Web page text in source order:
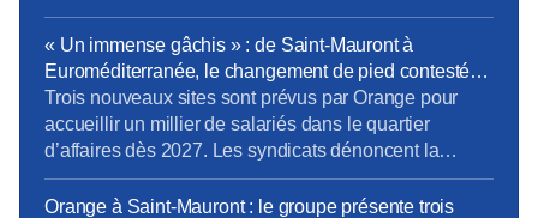
syndicat CFE-CGC d’Orange, fait le point. Boutiques
ou sites techniques, les implantations d’Orange se
réduisent comme peau de chagrin. « Le patron de la
CFE-CGC d’Orange dénonce les décisions de sa
direction. Lire l’article complet sur […]
« Un immense gâchis » : de Saint-Mauront à
Euroméditerranée, le changement de pied contesté
d’Orange à Marseille – La provence
Trois nouveaux sites sont prévus par Orange pour
accueillir un millier de salariés dans le quartier
d’affaires dès 2027. Les syndicats dénoncent la
logique de rentabilité menée au détriment des
salariés. Le syndicat CFE-CGC a dépêché ce mardi
Orange à Saint-Mauront : le groupe présente trois